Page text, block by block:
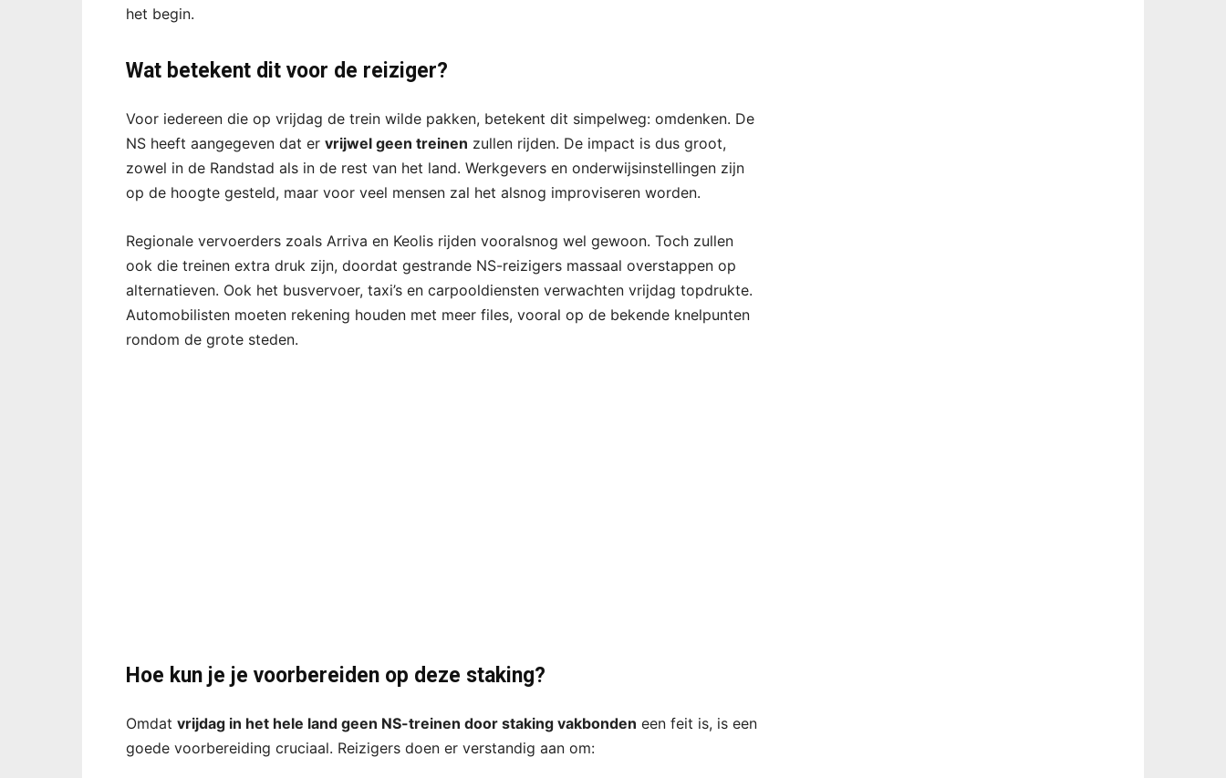
het begin.
Wat betekent dit voor de reiziger?
Voor iedereen die op vrijdag de trein wilde pakken, betekent dit simpelweg: omdenken. De
NS heeft aangegeven dat er vrijwel geen treinen zullen rijden. De impact is dus groot,
zowel in de Randstad als in de rest van het land. Werkgevers en onderwijsinstellingen zijn
op de hoogte gesteld, maar voor veel mensen zal het alsnog improviseren worden.
Regionale vervoerders zoals Arriva en Keolis rijden vooralsnog wel gewoon. Toch zullen
ook die treinen extra druk zijn, doordat gestrande NS-reizigers massaal overstappen op
alternatieven. Ook het busvervoer, taxi’s en carpooldiensten verwachten vrijdag topdrukte.
Automobilisten moeten rekening houden met meer files, vooral op de bekende knelpunten
rondom de grote steden.
Hoe kun je je voorbereiden op deze staking?
Omdat vrijdag in het hele land geen NS-treinen door staking vakbonden een feit is, is een
goede voorbereiding cruciaal. Reizigers doen er verstandig aan om: